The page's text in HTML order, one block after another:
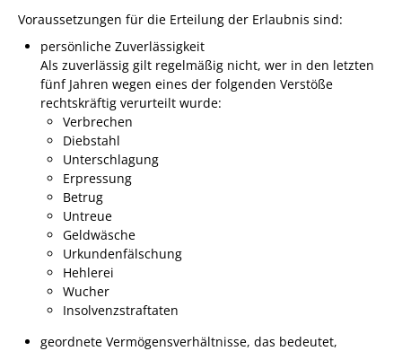
Mängelmeldung online
Winterdienst
Fachstelle
Aushang- und Schaukästen
Mitarbeitende im Rathaus
Voraussetzungen für die Erteilung der Erlaubnis sind:
persönliche Zuverlässigkeit
Als zuverlässig gilt regelmäßig nicht, wer in den letzten
fünf Jahren wegen eines der folgenden Verstöße
rechtskräftig verurteilt wurde:
Verbrechen
Diebstahl
Unterschlagung
Erpressung
Betrug
Untreue
Geldwäsche
Urkundenfälschung
Hehlerei
Wucher
Insolvenzstraftaten
geordnete Vermögensverhältnisse, das bedeutet,